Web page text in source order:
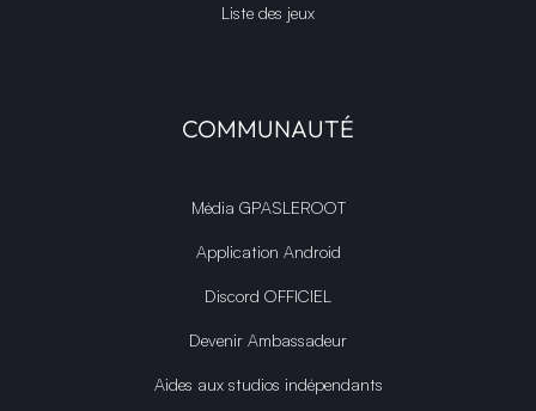
Liste des jeux
COMMUNAUTÉ
Média GPASLEROOT
Application Android
Discord OFFICIEL
Devenir Ambassadeur
Aides aux studios indépendants